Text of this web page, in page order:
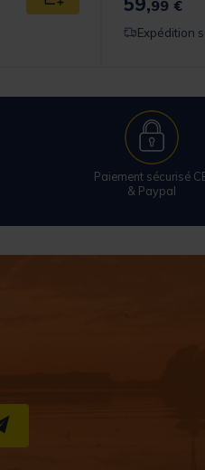
99 €
Expédition
Paiement sécurisé
& Paypal
S''INSCRIRE